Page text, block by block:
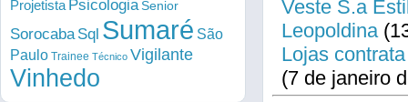
Veste S.a
Leopoldina
Lojas
(7 de janeiro
Projetista PsicologiaSenior
Sorocaba Sql Sumaré São
Paulo Trainee Técnico Vigilante
Vinhedo